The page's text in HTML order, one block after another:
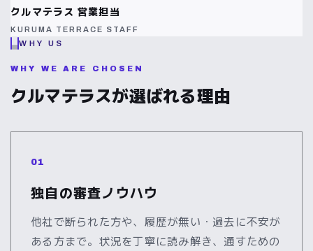
クルマテラス 営業担当
KURUMA TERRACE STAFF
WHY US
WHY WE ARE CHOSEN
クルマテラスが選ばれる理由
01
独自の審査ノウハウ
他社で断られた方や、履歴が無い・過去に不安が
ある方まで。状況を丁寧に読み解き、通すための